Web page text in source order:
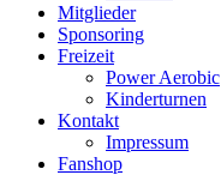
Mitglieder
Sponsoring
Freizeit
Power Aerobic
Kinderturnen
Kontakt
Impressum
Fanshop